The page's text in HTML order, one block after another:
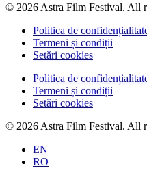
© 2026 Astra Film Festival. All
Politica de
Termeni și condiții
Setări cookies
Politica de
Termeni și condiții
Setări cookies
© 2026 Astra Film Festival. All
EN
RO